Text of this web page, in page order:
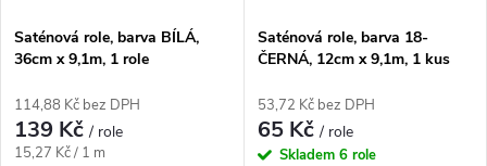
Saténová role, barva BÍLÁ,
36cm x 9,1m, 1 role
114,88 Kč bez DPH
139 Kč/ role
Měrná
15,27 Kč / 1 m
Saténová role, barva 18-
ČERNÁ, 12cm x 9,1m, 1 kus
53,72 Kč bez DPH
65 Kč/ role
Skladem 6 role